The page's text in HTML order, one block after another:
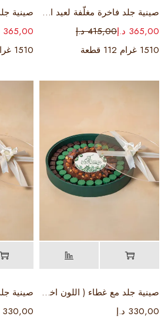
صينية جلد فاخرة مغلّفة لعيد الأضحى (باللون الأبيض)
415,00 د.إ 365,00 د.إ
1510 غرام 112 قطعة
365,00
1510 غرام 112 قطعة
صينية جلد مع غطاء ( اللون اخضر )
330,00 د.إ
330,00